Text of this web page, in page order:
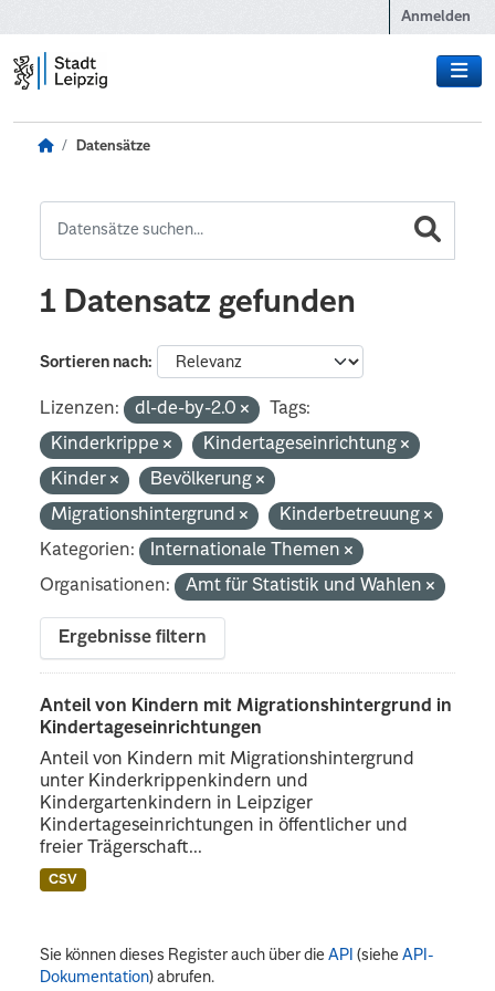
Anmelden
Datensätze
1 Datensatz gefunden
Sortieren nach
Lizenzen: dl-de-by-2.0
Tags:
Kinderkrippe
Kindertageseinrichtung
Kinder
Bevölkerung
Migrationshintergrund
Kinderbetreuung
Kategorien:
Internationale Themen
Organisationen:
Amt für Statistik und Wahlen
Ergebnisse filtern
Anteil von Kindern mit Migrationshintergrund in
Kindertageseinrichtungen
Anteil von Kindern mit Migrationshintergrund
unter Kinderkrippenkindern und
Kindergartenkindern in Leipziger
Kindertageseinrichtungen in öffentlicher und
freier Trägerschaft...
CSV
Sie können dieses Register auch über dieAPI (sieheAPI-
Dokumentation) abrufen.